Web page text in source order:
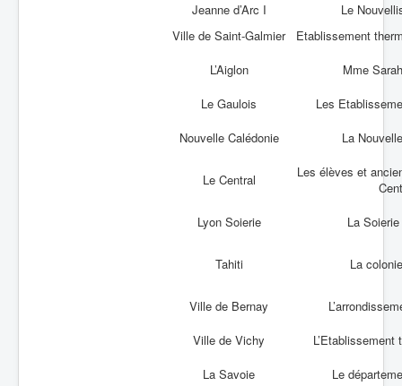
Jeanne d’Arc I
Le
Ville de Saint-Galmier
Etablissement
L’Aiglon
Mme
Le Gaulois
Les
Nouvelle Calédonie
La
Le Central
Les élèves et
Lyon Soierie
La
Tahiti La
Ville de Bernay
Ville de Vichy
La Savoie
Le